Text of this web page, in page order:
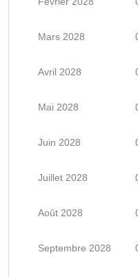
Mars 2028
Avril 2028
Mai 2028
Juin 2028
Juillet 2028
Août 2028
Septembre 2028